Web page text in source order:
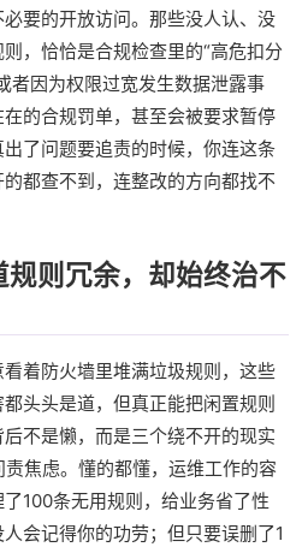
要的开放访问。那些没人认、没
，恰恰是合规检查里的“高危扣分
者因为权限过宽发生数据泄露事
的合规罚单，甚至会被要求暂停
了问题要追责的时候，你连这条
都查不到，连整改的方向都找不
则冗余，却始终治不
着防火墙里堆满垃圾规则，这些
头头是道，但真正能把闲置规则
不是懒，而是三个绕不开的现实
责焦虑。懂的都懂，运维工作的容
100条无用规则，给业务省了性
会记得你的功劳；但只要误删了1